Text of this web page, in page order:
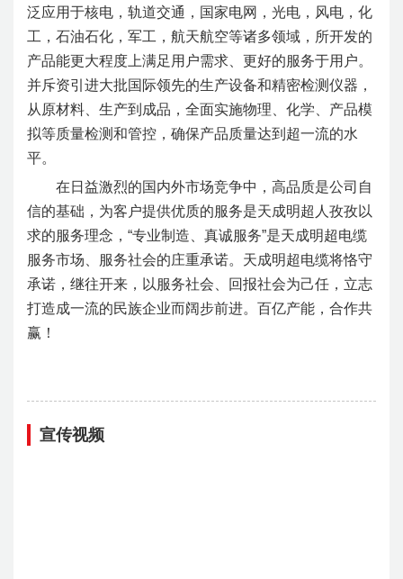
泛应用于核电，轨道交通，国家电网，光电，风电，化
工，石油石化，军工，航天航空等诸多领域，所开发的
产品能更大程度上满足用户需求、更好的服务于用户。
并斥资引进大批国际领先的生产设备和精密检测仪器，
从原材料、生产到成品，全面实施物理、化学、产品模
拟等质量检测和管控，确保产品质量达到超一流的水
平。
在日益激烈的国内外市场竞争中，高品质是公司自
信的基础，为客户提供优质的服务是天成明超人孜孜以
求的服务理念，“专业制造、真诚服务”是天成明超电缆
服务市场、服务社会的庄重承诺。天成明超电缆将恪守
承诺，继往开来，以服务社会、回报社会为己任，立志
打造成一流的民族企业而阔步前进。百亿产能，合作共
赢！
宣传视频